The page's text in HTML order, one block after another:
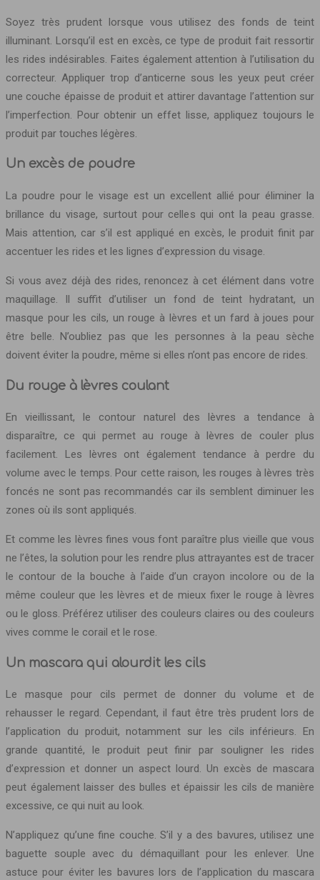
Soyez très prudent lorsque vous utilisez des fonds de teint
illuminant. Lorsqu’il est en excès, ce type de produit fait ressortir
les rides indésirables. Faites également attention à l’utilisation du
correcteur. Appliquer trop d’anticerne sous les yeux peut créer
une couche épaisse de produit et attirer davantage l’attention sur
l’imperfection. Pour obtenir un effet lisse, appliquez toujours le
produit par touches légères.
Un excès de poudre
La poudre pour le visage est un excellent allié pour éliminer la
brillance du visage, surtout pour celles qui ont la peau grasse.
Mais attention, car s’il est appliqué en excès, le produit finit par
accentuer les rides et les lignes d’expression du visage.
Si vous avez déjà des rides, renoncez à cet élément dans votre
maquillage. Il suffit d’utiliser un fond de teint hydratant, un
masque pour les cils, un rouge à lèvres et un fard à joues pour
être belle. N’oubliez pas que les personnes à la peau sèche
doivent éviter la poudre, même si elles n’ont pas encore de rides.
Du rouge à lèvres coulant
En vieillissant, le contour naturel des lèvres a tendance à
disparaître, ce qui permet au rouge à lèvres de couler plus
facilement. Les lèvres ont également tendance à perdre du
volume avec le temps. Pour cette raison, les rouges à lèvres très
foncés ne sont pas recommandés car ils semblent diminuer les
zones où ils sont appliqués.
Et comme les lèvres fines vous font paraître plus vieille que vous
ne l’êtes, la solution pour les rendre plus attrayantes est de tracer
le contour de la bouche à l’aide d’un crayon incolore ou de la
même couleur que les lèvres et de mieux fixer le rouge à lèvres
ou le gloss. Préférez utiliser des couleurs claires ou des couleurs
vives comme le corail et le rose.
Un mascara qui alourdit les cils
Le masque pour cils permet de donner du volume et de
rehausser le regard. Cependant, il faut être très prudent lors de
l’application du produit, notamment sur les cils inférieurs. En
grande quantité, le produit peut finir par souligner les rides
d’expression et donner un aspect lourd. Un excès de mascara
peut également laisser des bulles et épaissir les cils de manière
excessive, ce qui nuit au look.
N’appliquez qu’une fine couche. S’il y a des bavures, utilisez une
baguette souple avec du démaquillant pour les enlever. Une
astuce pour éviter les bavures lors de l’application du mascara